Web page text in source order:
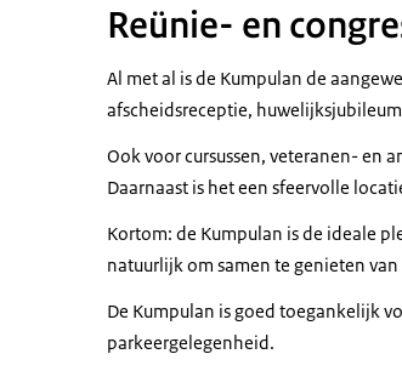
Reünie- en
Al met al is de Kumpulan de
afscheidsreceptie,
Ook voor cursussen, veteranen- en
Daarnaast is het een sfeervolle
Kortom: de Kumpulan is de ideale
natuurlijk om samen te genieten
De Kumpulan is goed toegankelijk
parkeergelegenheid.